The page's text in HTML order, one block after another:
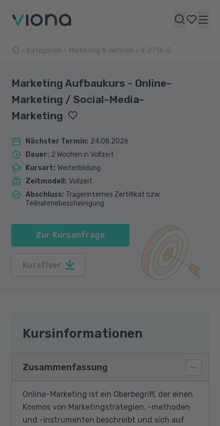
Kategorien Marketing & Vertrieb V-2714-5
Marketing Aufbaukurs - Online-
Marketing / Social-Media-
Marketing
Nächster Termin: 24.08.2026
Dauer: 2 Wochen in Vollzeit
Kursart: Weiterbildung
Zeitmodell : Vollzeit
Abschluss: Trägerinternes Zertifikat bzw.
Teilnahmebescheinigung
Zur Kursanfrage
Kursflyer
Kursinformationen
Zusammenfassung
Online-Marketing ist ein Oberbegriff, der einen
Kosmos von Marketingstrategien, -methoden
und -instrumenten beschreibt und sich auf